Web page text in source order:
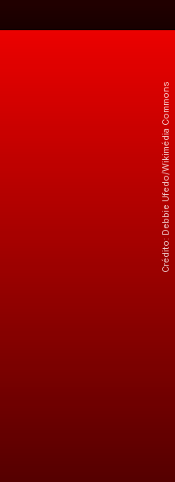
Crédito: Debbie Ufedo/Wikimédia Commons